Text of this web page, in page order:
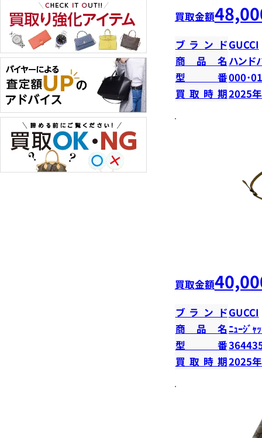
買取金額
ブランドGUCCI
商品名 ハンド
型番000･
買取時期2025
買取金額
ブランドGUCCI
商品名ﾆｭｰｼﾞｬ
型番
買取時期2025